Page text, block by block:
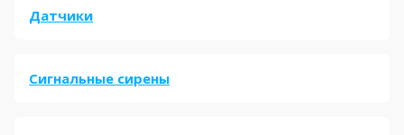
Датчики
Сигнальные сирены